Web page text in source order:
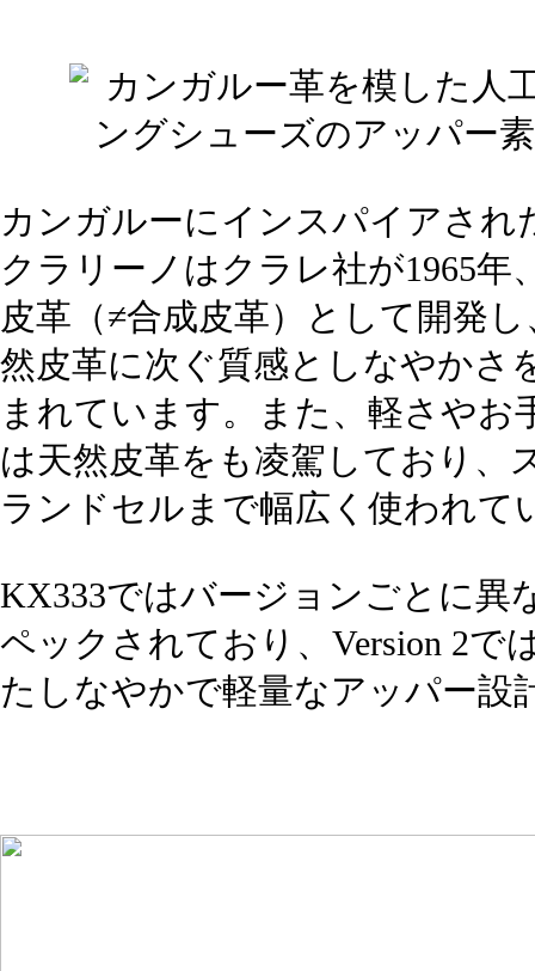
カンガルーにインスパイアされ
クラリーノはクラレ社が1965年
皮革（≠合成皮革）として開発
然皮革に次ぐ質感としなやかさ
まれています。また、軽さやお
は天然皮革をも凌駕しており、
ランドセルまで幅広く使われて
KX333ではバージョンごとに異
ペックされており、Version 2で
たしなやかで軽量なアッパー設